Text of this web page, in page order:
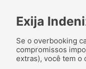
Exija
Se o overbooking
compromissos
extras), você tem o